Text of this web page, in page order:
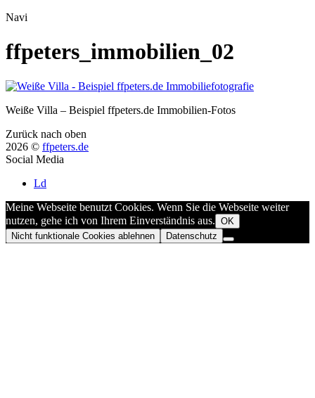
Navi
ffpeters_immobilien_02
Weiße Villa – Beispiel ffpeters.de Immobilien-Fotos
Zurück nach oben
2026 © ffpeters.de
Social Media
Ld
Meine Webseite benutzt Cookies. Wenn Sie die Webseite weiter
nutzen, gehe ich von Ihrem Einverständnis aus. OK
Nicht funktionale Cookies ablehnen
Datenschutz